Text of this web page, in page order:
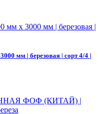
мм | березовая | сорт 4/4 |